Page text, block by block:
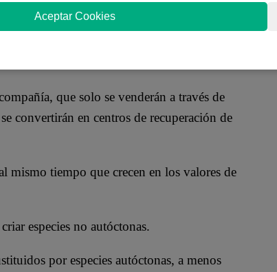
requiera tratamiento por maltrato se
que solo se venderán a través de
convertirán en centros de recuperación de
mismo tiempo que crecen en los valores de
especies no autóctonas.
por especies autóctonas, a menos
Aceptar Cookies